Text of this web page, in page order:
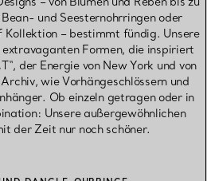
und Seesternohrringen oder
Kollektion – bestimmt fündig. Unsere
Formen, die inspiriert
der Energie von New York und von
wie Vorhängeschlössern und
Ob einzeln getragen oder in
Unsere außergewöhnlichen
der Zeit nur noch schöner.